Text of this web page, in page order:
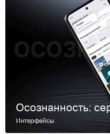
Интерфейсы